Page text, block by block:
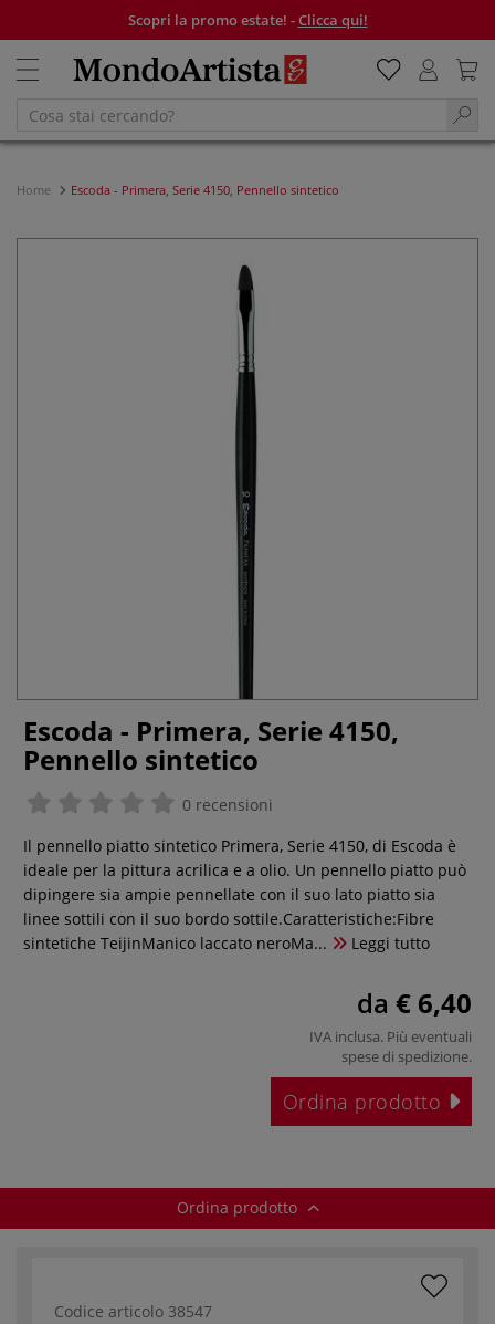
Scopri la promo estate! -Clicca qui!
Home Escoda - Primera, Serie 4150, Pennello sintetico
Escoda - Primera, Serie 4150,
Pennello sintetico
0 recensioni
Il pennello piatto sintetico Primera, Serie 4150, di Escoda è
ideale per la pittura acrilica e a olio. Un pennello piatto può
dipingere sia ampie pennellate con il suo lato piatto sia
linee sottili con il suo bordo sottile.Caratteristiche:Fibre
sintetiche TeijinManico laccato neroMa...
Leggi tutto
da € 6,40
IVA inclusa. Più eventuali
spese di spedizione.
Ordina prodotto
Ordina prodotto
Codice articolo 38547